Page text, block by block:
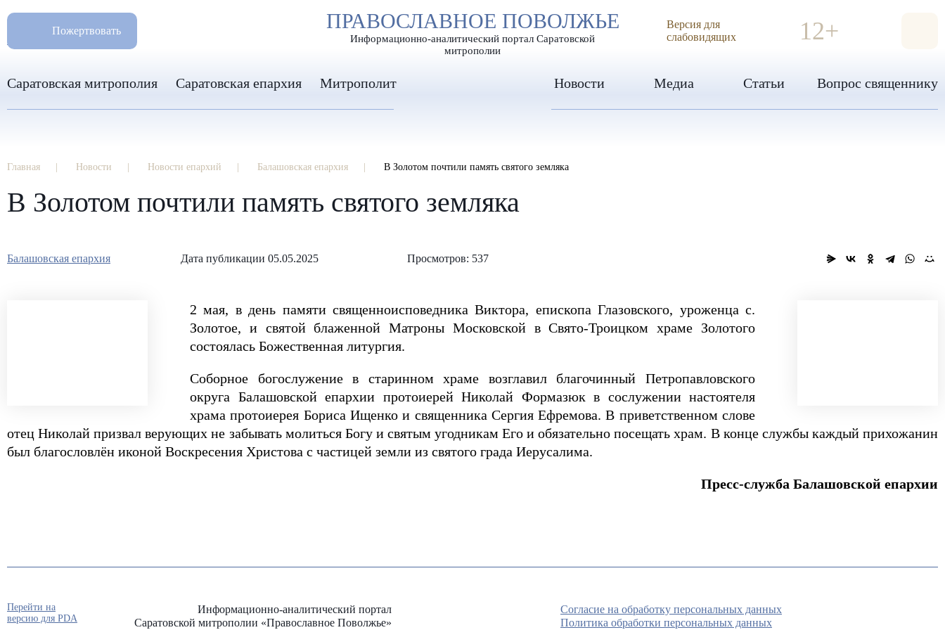
РАЗМЕР ШРИФТА А А А ИЗОБРАЖЕНИЯ
ПРАВОСЛАВНОЕ ПОВОЛЖЬЕ
Информационно-аналитический портал Саратовской
митрополии
Пожертвовать
8 960 346 31 04
info-sar@mail.ru
Версия для
слабовидящих
12+
Саратовская митрополия Саратовская епархия Митрополит Новости Медиа Статьи Вопрос священнику
Главная Новости Новости епархий Балашовская епархия В Золотом почтили память святого земляка
В Золотом почтили память святого земляка
Балашовская епархия Дата публикации 05.05.2025 Просмотров: 537
2 мая, в день памяти священноисповедника Виктора, епископа Глазовского, уроженца с.
Золотое, и святой блаженной Матроны Московской в Свято-Троицком храме Золотого
состоялась Божественная литургия.
Соборное богослужение в старинном храме возглавил благочинный Петропавловского
округа Балашовской епархии протоиерей Николай Формазюк в сослужении настоятеля
храма протоиерея Бориса Ищенко и священника Сергия Ефремова. В приветственном слове
отец Николай призвал верующих не забывать молиться Богу и святым угодникам Его и обязательно посещать храм. В конце службы каждый прихожанин
был благословлён иконой Воскресения Христова с частицей земли из святого града Иерусалима.
Пресс-служба Балашовской епархии
Информационно-аналитический портал
Саратовской митрополии «Православное Поволжье»
Согласие на обработку персональных данных
Политика обработки персональных данных
Перейти на
версию для PDA